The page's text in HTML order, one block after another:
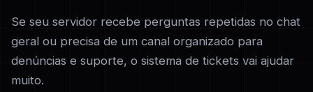
Se seu servidor recebe perguntas repetidas no chat
geral ou precisa de um canal organizado para
denúncias e suporte, o sistema de tickets vai ajudar
muito.